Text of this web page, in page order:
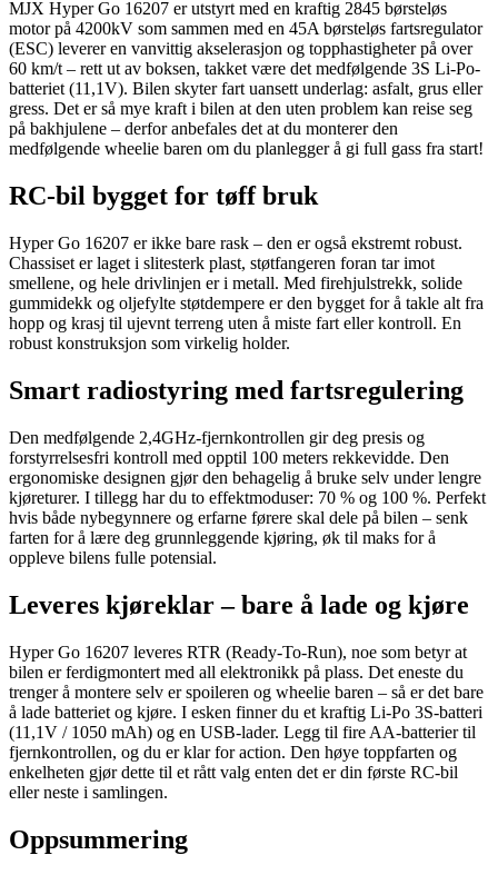
MJX Hyper Go 16207 er utstyrt med en kraftig 2845 børsteløs
motor på 4200kV som sammen med en 45A børsteløs fartsregulator
(ESC) leverer en vanvittig akselerasjon og topphastigheter på over
60 km/t – rett ut av boksen, takket være det medfølgende 3S Li-Po-
batteriet (11,1V). Bilen skyter fart uansett underlag: asfalt, grus eller
gress. Det er så mye kraft i bilen at den uten problem kan reise seg
på bakhjulene – derfor anbefales det at du monterer den
medfølgende wheelie baren om du planlegger å gi full gass fra start!
RC-bil bygget for tøff bruk
Hyper Go 16207 er ikke bare rask – den er også ekstremt robust.
Chassiset er laget i slitesterk plast, støtfangeren foran tar imot
smellene, og hele drivlinjen er i metall. Med firehjulstrekk, solide
gummidekk og oljefylte støtdempere er den bygget for å takle alt fra
hopp og krasj til ujevnt terreng uten å miste fart eller kontroll. En
robust konstruksjon som virkelig holder.
Smart radiostyring med fartsregulering
Den medfølgende 2,4GHz-fjernkontrollen gir deg presis og
forstyrrelsesfri kontroll med opptil 100 meters rekkevidde. Den
ergonomiske designen gjør den behagelig å bruke selv under lengre
kjøreturer. I tillegg har du to effektmoduser: 70 % og 100 %. Perfekt
hvis både nybegynnere og erfarne førere skal dele på bilen – senk
farten for å lære deg grunnleggende kjøring, øk til maks for å
oppleve bilens fulle potensial.
Leveres kjøreklar – bare å lade og kjøre
Hyper Go 16207 leveres RTR (Ready-To-Run), noe som betyr at
bilen er ferdigmontert med all elektronikk på plass. Det eneste du
trenger å montere selv er spoileren og wheelie baren – så er det bare
å lade batteriet og kjøre. I esken finner du et kraftig Li-Po 3S-batteri
(11,1V / 1050 mAh) og en USB-lader. Legg til fire AA-batterier til
fjernkontrollen, og du er klar for action. Den høye toppfarten og
enkelheten gjør dette til et rått valg enten det er din første RC-bil
eller neste i samlingen.
Oppsummering